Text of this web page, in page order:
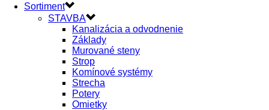
Sortiment
STAVBA
Kanalizácia a odvodnenie
Základy
Murované steny
Strop
Komínové systémy
Strecha
Potery
Omietky